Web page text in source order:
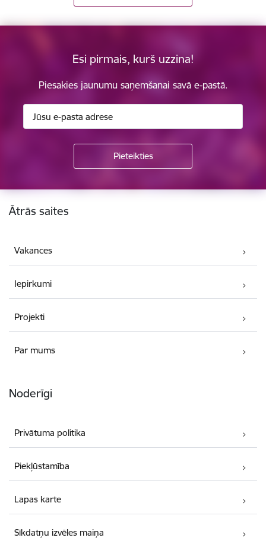
Esi pirmais, kurš uzzina!
Piesakies jaunumu saņemšanai savā e-pastā.
Kājene
Ātrās saites
Vakances
Iepirkumi
Projekti
Par mums
Noderīgi
Privātuma politika
Piekļūstamība
Lapas karte
Sīkdatņu izvēles maiņa